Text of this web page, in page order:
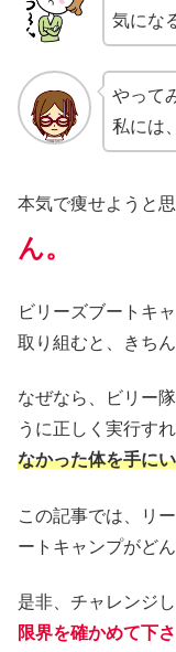
気にな
やって
私には
本気で痩せようと
ん。
ビリーズブートキ
取り組むと、きち
なぜなら、ビリー
うに正しく実行すれ
なかった体を手に
この記事では、リ
ートキャンプがど
是非、チャレンジ
限界を確かめて下